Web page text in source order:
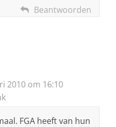
Beantwoorden
2010 om 16:10
FGA heeft van hun